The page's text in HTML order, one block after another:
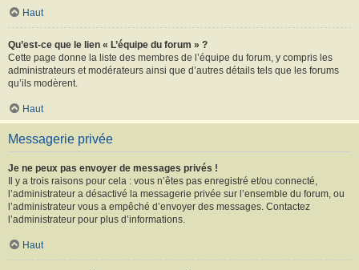
Haut
Qu’est-ce que le lien « L’équipe du forum » ?
Cette page donne la liste des membres de l’équipe du forum, y compris les
administrateurs et modérateurs ainsi que d’autres détails tels que les forums
qu’ils modèrent.
Haut
Messagerie privée
Je ne peux pas envoyer de messages privés !
Il y a trois raisons pour cela : vous n’êtes pas enregistré et/ou connecté,
l’administrateur a désactivé la messagerie privée sur l’ensemble du forum, ou
l’administrateur vous a empêché d’envoyer des messages. Contactez
l’administrateur pour plus d’informations.
Haut